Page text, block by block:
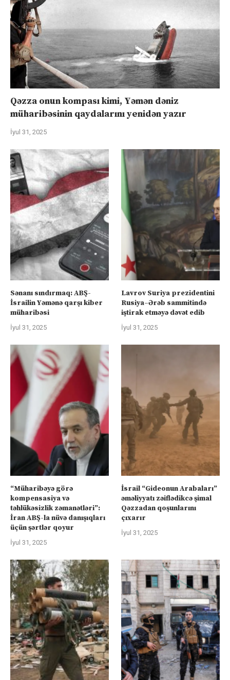
Qəzza onun kompası kimi, Yəmən dəniz
müharibəsinin qaydalarını yenidən yazır
İyul 31, 2025
Sənanı sındırmaq: ABŞ-
İsrailin Yəmənə qarşı kiber
müharibəsi
İyul 31, 2025
Lavrov Suriya prezidentini
Rusiya–Ərəb sammitində
iştirak etməyə dəvət edib
İyul 31, 2025
“Müharibəyə görə
kompensasiya və
təhlükəsizlik zəmanətləri”:
İran ABŞ-la nüvə danışıqları
üçün şərtlər qoyur
İyul 31, 2025
İsrail “Gideonun Arabaları”
əməliyyatı zəiflədikcə şimal
Qəzzadan qoşunlarını
çıxarır
İyul 31, 2025